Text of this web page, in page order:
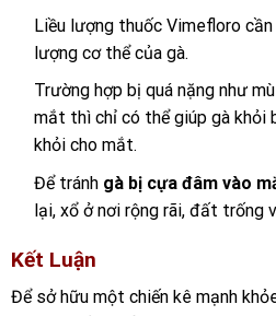
Liều lượng thuốc Vimefloro
lượng cơ thể của gà.
Trường hợp bị quá nặng như
mắt thì chỉ có thể giúp gà khỏi
khỏi cho mắt.
Để tránh gà bị cựa đâm vào
lại, xổ ở nơi rộng rãi, đất trống
Kết Luận
Để sở hữu một chiến kê mạnh